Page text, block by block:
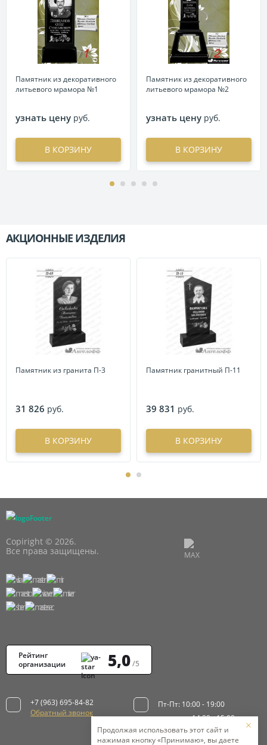
Памятник из декоративного
литьевого мрамора №1
узнать цену руб.
В КОРЗИНУ
Памятник из декоративного
литьевого мрамора №2
узнать цену руб.
В КОРЗИНУ
АКЦИОННЫЕ ИЗДЕЛИЯ
Памятник из гранита П-3
31 826 руб.
В КОРЗИНУ
Памятник гранитный П-11
39 831 руб.
В КОРЗИНУ
Продолжая использовать этот сайт и
нажимая кнопку «Принимаю», вы даете
Copiright © 2026.
Все права защищены.
Рейтинг
организации
5,0/5
+7 (963) 695-84-82
Обратный звонок
Пт-Пт: 10:00 - 19:00
перерыв: 14:00 - 15:00
Сб: 10:00 - 16:00